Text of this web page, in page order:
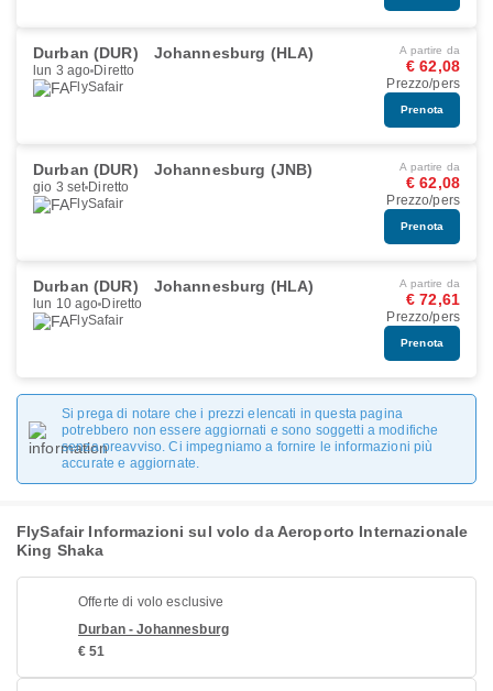
Durban (DUR) Johannesburg (HLA)
lun 3 ago Diretto
FlySafair
A partire da
€ 62,08
Prezzo/pers
Prenota
Durban (DUR) Johannesburg (JNB)
gio 3 set Diretto
FlySafair
A partire da
€ 62,08
Prezzo/pers
Prenota
Durban (DUR) Johannesburg (HLA)
lun 10 ago Diretto
FlySafair
A partire da
€ 72,61
Prezzo/pers
Prenota
Si prega di notare che i prezzi elencati in questa pagina
potrebbero non essere aggiornati e sono soggetti a modifiche
senza preavviso. Ci impegniamo a fornire le informazioni più
accurate e aggiornate.
FlySafair Informazioni sul volo da Aeroporto Internazionale
King Shaka
Offerte di volo esclusive
Durban - Johannesburg
€ 51